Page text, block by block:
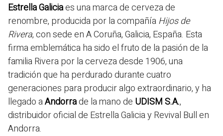
Estrella Galiciaes una marca de cerveza de
renombre, producida por la compañíaHijos de
Rivera, con sede en A Coruña, Galicia, España. Esta
firma emblemática ha sido el fruto de la pasión de la
familia Rivera por la cerveza desde 1906, una
tradición que ha perdurado durante cuatro
generaciones para producir algo extraordinario, y ha
llegado aAndorrade la mano de UDISM S.A.,
distribuidor oficial de Estrella Galicia y Revival Bull en
Andorra.